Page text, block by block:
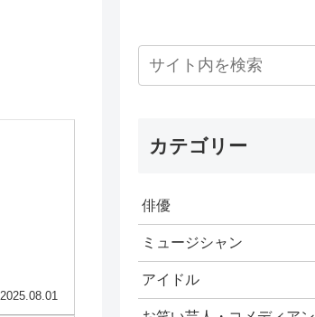
2025.08.01
カテゴリー
俳優
ミュージシャン
アイドル